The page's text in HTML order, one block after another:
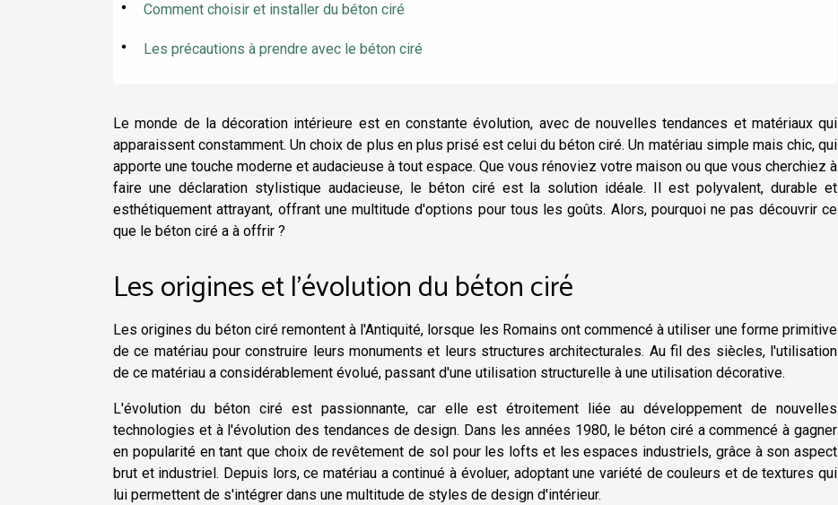
Comment choisir et installer du béton ciré
Les précautions à prendre avec le béton ciré
Le monde de la décoration intérieure est en constante évolution, avec de nouvelles tendances et matériaux qui
apparaissent constamment. Un choix de plus en plus prisé est celui du béton ciré. Un matériau simple mais chic, qui
apporte une touche moderne et audacieuse à tout espace. Que vous rénoviez votre maison ou que vous cherchiez à
faire une déclaration stylistique audacieuse, le béton ciré est la solution idéale. Il est polyvalent, durable et
esthétiquement attrayant, offrant une multitude d'options pour tous les goûts. Alors, pourquoi ne pas découvrir ce
que le béton ciré a à offrir ?
Les origines et l'évolution du béton ciré
Les origines du béton ciré remontent à l'Antiquité, lorsque les Romains ont commencé à utiliser une forme primitive
de ce matériau pour construire leurs monuments et leurs structures architecturales. Au fil des siècles, l'utilisation
de ce matériau a considérablement évolué, passant d'une utilisation structurelle à une utilisation décorative.
L'évolution du béton ciré est passionnante, car elle est étroitement liée au développement de nouvelles
technologies et à l'évolution des tendances de design. Dans les années 1980, le béton ciré a commencé à gagner
en popularité en tant que choix de revêtement de sol pour les lofts et les espaces industriels, grâce à son aspect
brut et industriel. Depuis lors, ce matériau a continué à évoluer, adoptant une variété de couleurs et de textures qui
lui permettent de s'intégrer dans une multitude de styles de design d'intérieur.